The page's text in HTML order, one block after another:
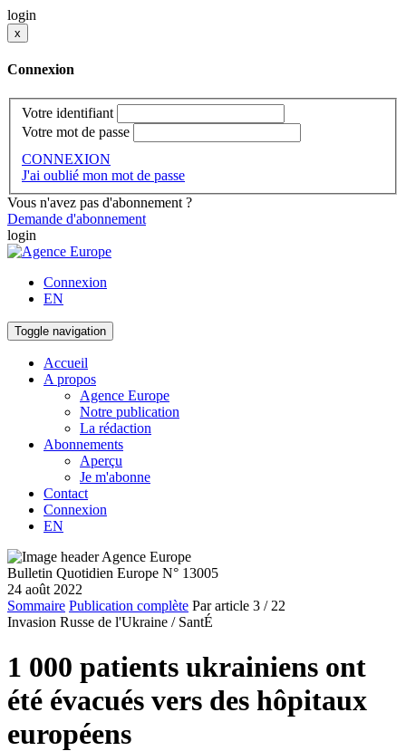
login
x
Connexion
Votre identifiant
Votre mot de passe
CONNEXION
J'ai oublié mon mot de passe
Vous n'avez pas d'abonnement ?
Demande d'abonnement
login
Connexion
EN
Toggle navigation
Accueil
A propos
Agence Europe
Notre publication
La rédaction
Abonnements
Aperçu
Je m'abonne
Contact
Connexion
EN
Bulletin Quotidien Europe N° 13005
24 août 2022
Sommaire Publication complète Par article 3 / 22
Invasion Russe de l'Ukraine / SantÉ
1 000 patients ukrainiens ont
été évacués vers des hôpitaux
européens